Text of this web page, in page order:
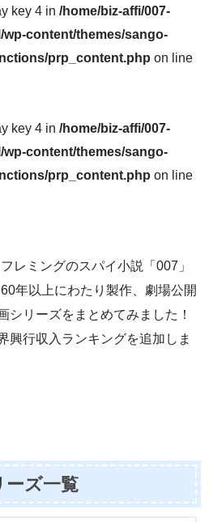
key 4 in /home/biz-affi/007-
content/themes/sango-
prp_content.php on line
key 4 in /home/biz-affi/007-
content/themes/sango-
prp_content.php on line
レミングのスパイ小説「007」
年以上にわたり製作、劇場公開
シリーズをまとめてみました！
興行収入ランキングを追加しま
ーズ一覧